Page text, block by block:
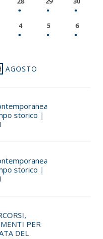
4 5 6
AGOSTO
storico |
storico |
PER
DEL